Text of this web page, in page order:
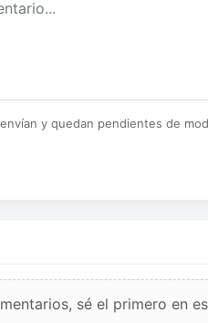
y quedan pendientes de
sé el primero en